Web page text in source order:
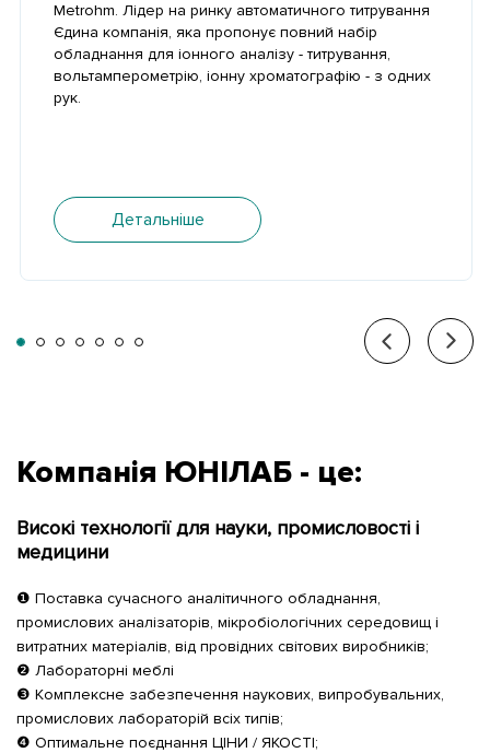
Metrohm. Лідер на ринку автоматичного титрування
Єдина компанія, яка пропонує повний набір
обладнання для іонного аналізу - титрування,
вольтамперометрію, іонну хроматографію - з одних
рук.
Детальніше
Компанія ЮНІЛАБ - це:
Високі технології для науки, промисловості і
медицини
❶ Поставка сучасного аналітичного обладнання,
промислових аналізаторів, мікробіологічних середовищ і
витратних матеріалів, від провідних світових виробників;
❷ Лабораторні меблі
❸ Комплексне забезпечення наукових, випробувальних,
промислових лабораторій всіх типів;
❹ Оптимальне поєднання ЦІНИ / ЯКОСТІ;